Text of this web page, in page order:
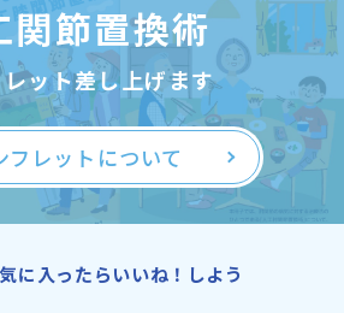
関節置換術
ット差し上げます
フレットについて
に入ったらいいね！しよう